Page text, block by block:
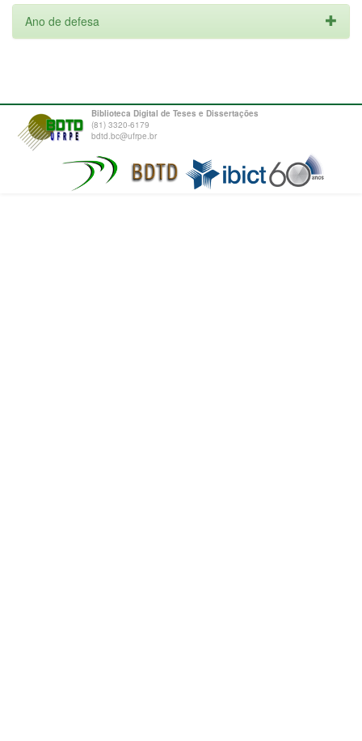
Ano de defesa
Biblioteca Digital de Teses e Dissertações
(81) 3320-6179
bdtd.bc@ufrpe.br